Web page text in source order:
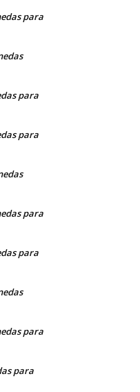
para
para
para
para
para
para
para